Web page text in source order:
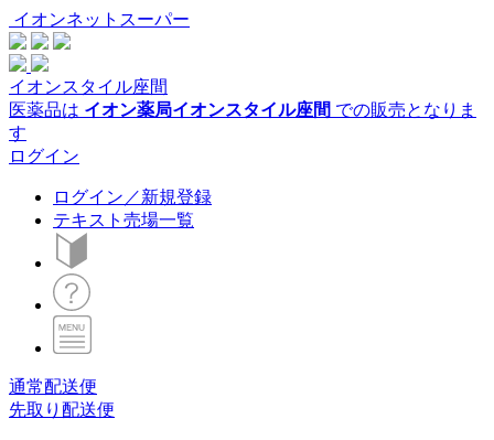
イオンネットスーパー
イオンスタイル座間
医薬品は イオン薬局イオンスタイル座間 での販売となりま
す
ログイン
ログイン／新規登録
テキスト売場一覧
通常配送便
先取り配送便